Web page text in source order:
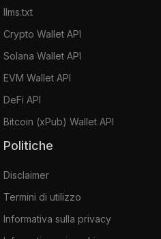
llms.txt
Crypto Wallet API
Solana Wallet API
EVM Wallet API
DeFi API
Bitcoin (xPub) Wallet API
Politiche
Disclaimer
Termini di utilizzo
Informativa sulla privacy